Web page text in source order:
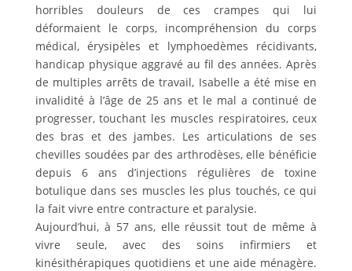
horribles douleurs de ces crampes qui lui
déformaient le corps, incompréhension du corps
médical, érysipèles et lymphoedèmes récidivants,
handicap physique aggravé au fil des années. Après
de multiples arrêts de travail, Isabelle a été mise en
invalidité à l’âge de 25 ans et le mal a continué de
progresser, touchant les muscles respiratoires, ceux
des bras et des jambes. Les articulations de ses
chevilles soudées par des arthrodèses, elle bénéficie
depuis 6 ans d’injections régulières de toxine
botulique dans ses muscles les plus touchés, ce qui
la fait vivre entre contracture et paralysie.
Aujourd’hui, à 57 ans, elle réussit tout de même à
vivre seule, avec des soins infirmiers et
kinésithérapiques quotidiens et une aide ménagère.